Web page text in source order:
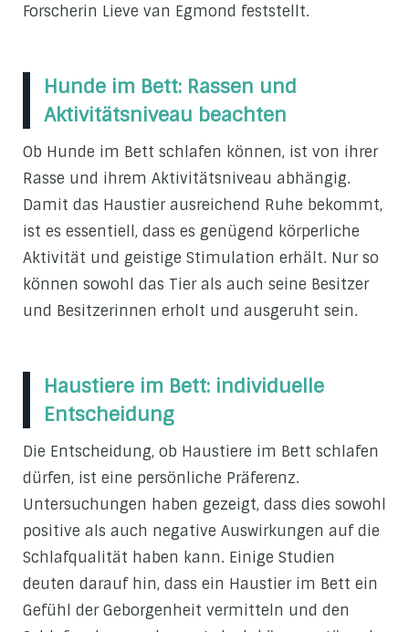
Forscherin Lieve van Egmond feststellt.
Hunde im Bett: Rassen und
Aktivitätsniveau beachten
Ob Hunde im Bett schlafen können, ist von ihrer
Rasse und ihrem Aktivitätsniveau abhängig.
Damit das Haustier ausreichend Ruhe bekommt,
ist es essentiell, dass es genügend körperliche
Aktivität und geistige Stimulation erhält. Nur so
können sowohl das Tier als auch seine Besitzer
und Besitzerinnen erholt und ausgeruht sein.
Haustiere im Bett: individuelle
Entscheidung
Die Entscheidung, ob Haustiere im Bett schlafen
dürfen, ist eine persönliche Präferenz.
Untersuchungen haben gezeigt, dass dies sowohl
positive als auch negative Auswirkungen auf die
Schlafqualität haben kann. Einige Studien
deuten darauf hin, dass ein Haustier im Bett ein
Gefühl der Geborgenheit vermitteln und den